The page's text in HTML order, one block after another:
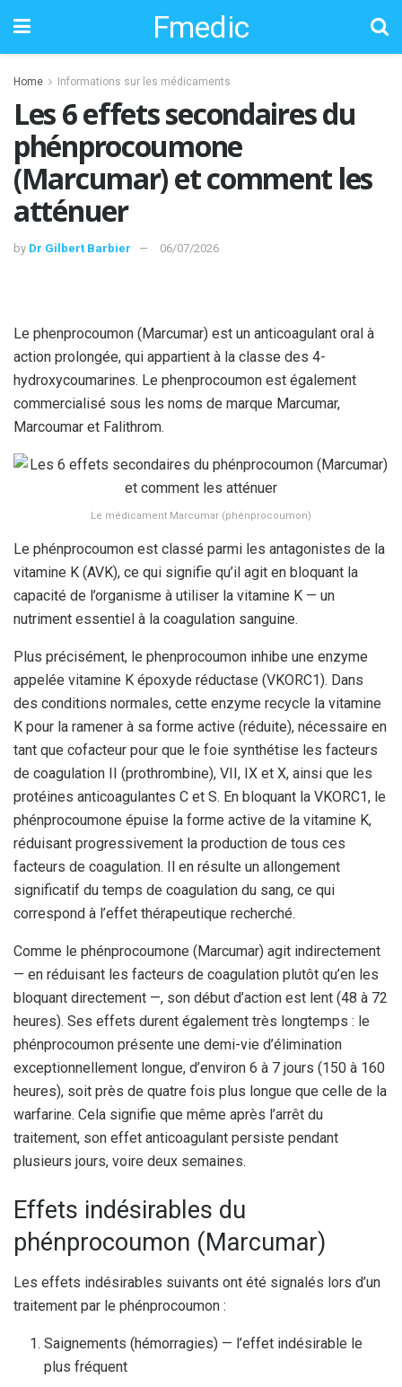
Fmedic
Home Informations sur les médicaments
Les 6 effets secondaires du
phénprocoumone
(Marcumar) et comment les
atténuer
by Dr Gilbert Barbier 06/07/2026
Le phenprocoumon (Marcumar) est un anticoagulant oral à
action prolongée, qui appartient à la classe des 4-
hydroxycoumarines. Le phenprocoumon est également
commercialisé sous les noms de marque Marcumar,
Marcoumar et Falithrom.
Le médicament Marcumar (phénprocoumon)
Le phénprocoumon est classé parmi les antagonistes de la
vitamine K (AVK), ce qui signifie qu’il agit en bloquant la
capacité de l’organisme à utiliser la vitamine K — un
nutriment essentiel à la coagulation sanguine.
Plus précisément, le phenprocoumon inhibe une enzyme
appelée vitamine K époxyde réductase (VKORC1). Dans
des conditions normales, cette enzyme recycle la vitamine
K pour la ramener à sa forme active (réduite), nécessaire en
tant que cofacteur pour que le foie synthétise les facteurs
de coagulation II (prothrombine), VII, IX et X, ainsi que les
protéines anticoagulantes C et S. En bloquant la VKORC1, le
phénprocoumone épuise la forme active de la vitamine K,
réduisant progressivement la production de tous ces
facteurs de coagulation. Il en résulte un allongement
significatif du temps de coagulation du sang, ce qui
correspond à l’effet thérapeutique recherché.
Comme le phénprocoumone (Marcumar) agit indirectement
— en réduisant les facteurs de coagulation plutôt qu’en les
bloquant directement —, son début d’action est lent (48 à 72
heures). Ses effets durent également très longtemps : le
phénprocoumon présente une demi-vie d’élimination
exceptionnellement longue, d’environ 6 à 7 jours (150 à 160
heures), soit près de quatre fois plus longue que celle de la
warfarine. Cela signifie que même après l’arrêt du
traitement, son effet anticoagulant persiste pendant
plusieurs jours, voire deux semaines.
Effets indésirables du
phénprocoumon (Marcumar)
Les effets indésirables suivants ont été signalés lors d’un
traitement par le phénprocoumon :
Saignements (hémorragies) — l’effet indésirable le
plus fréquent